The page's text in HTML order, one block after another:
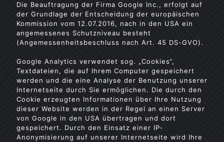
Die Beauftragung der Firma Google Inc., erfolgt auf
der Grundlage der Entscheidung der europäischen
Kommission vom 12.07.2016, nach in den USA ein
angemessenes Schutzniveau besteht
(Angemessenheitsbeschluss nach Art. 45 DS-GVO).
Google Analytics verwendet sog. „Cookies“,
Textdateien, die auf Ihrem Computer gespeichert
werden und die eine Analyse der Benutzung unserer
Internetseite durch Sie ermöglichen. Die durch den
Cookie erzeugten Informationen über Ihre Nutzung
dieser Website werden in der Regel an einen Server
von Google in den USA übertragen und dort
gespeichert. Durch den Einsatz einer IP-
Anonymisierung auf unserer Internetseite wird Ihre